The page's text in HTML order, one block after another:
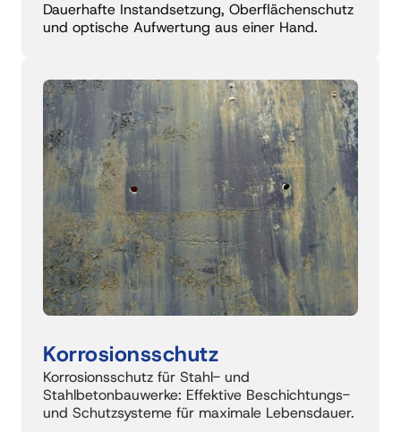
Dauerhafte Instandsetzung, Oberflächenschutz
und optische Aufwertung aus einer Hand.
Korrosionsschutz
Korrosionsschutz für Stahl- und
Stahlbetonbauwerke: Effektive Beschichtungs-
und Schutzsysteme für maximale Lebensdauer.